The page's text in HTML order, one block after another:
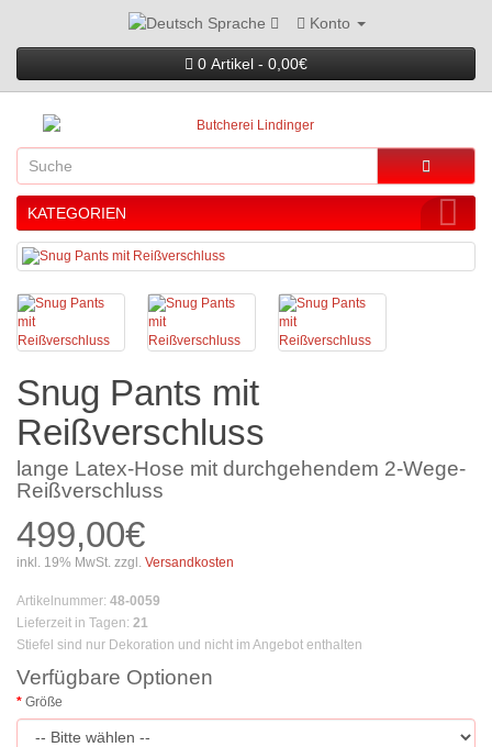
Sprache Konto
0 Artikel - 0,00€
KATEGORIEN
Snug Pants mit
Reißverschluss
lange Latex-Hose mit durchgehendem 2-Wege-
Reißverschluss
499,00€
inkl. 19% MwSt. zzgl. Versandkosten
Artikelnummer: 48-0059
Lieferzeit in Tagen: 21
Stiefel sind nur Dekoration und nicht im Angebot enthalten
Verfügbare Optionen
Größe